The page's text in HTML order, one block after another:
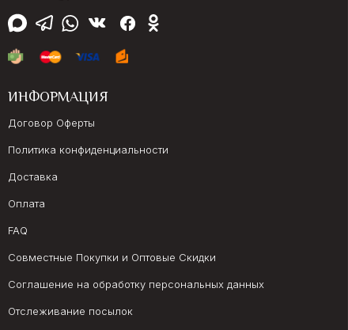
ИНФОРМАЦИЯ
Договор Оферты
Политика конфиденциальности
Доставка
Оплата
FAQ
Совместные Покупки и Оптовые Скидки
Соглашение на обработку персональных данных
Отслеживание посылок